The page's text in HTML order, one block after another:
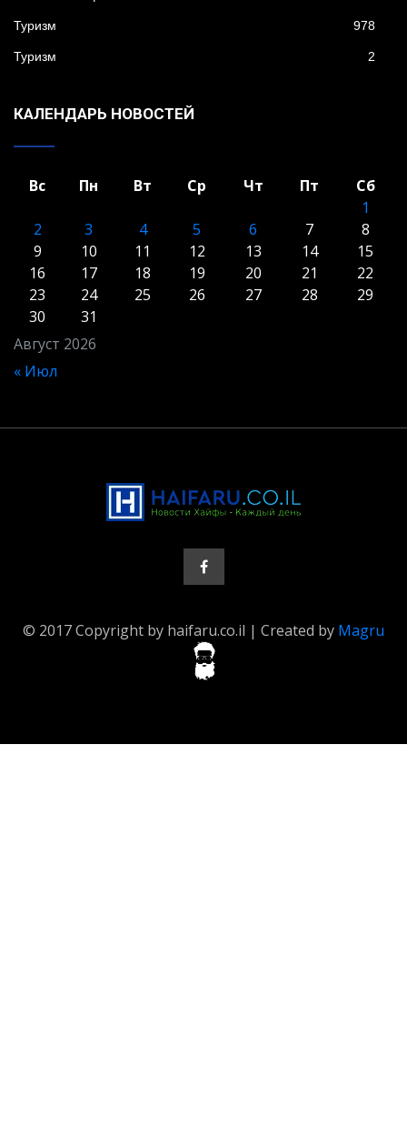
Туризм 978
Туризм 2
КАЛЕНДАРЬ НОВОСТЕЙ
Август 2026
Вс Пн Вт Ср Чт Пт
Сб
1
2
3 4 5 6 7
8
9
10 11 12 13 14
15
16
17 18 19 20 21
22
23
24 25 26 27 28
29
30
31
« Июл
© 2017 Copyright by haifaru.co.il | Created by Magru